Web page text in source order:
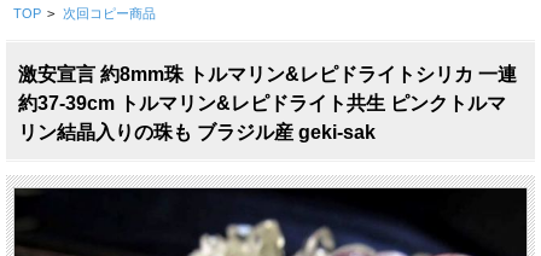
TOP > 次回コピー商品
激安宣言 約8mm珠 トルマリン&レピドライトシリカ 一連
約37-39cm トルマリン&レピドライト共生 ピンクトルマ
リン結晶入りの珠も ブラジル産 geki-sak